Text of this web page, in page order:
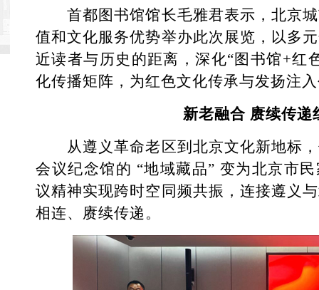
首都图书馆馆长毛雅君表示，北京城
值和文化服务优势举办此次展览，以多
近读者与历史的距离，深化“图书馆+红
化传播矩阵，为红色文化传承与发扬注
新老融合 赓续传递
从遵义革命老区到北京文化新地标，
会议纪念馆的 “地域藏品” 变为北京市
议精神实现跨时空同频共振，连接遵义
相连、赓续传递。